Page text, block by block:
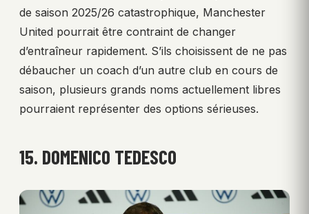
de saison 2025/26 catastrophique, Manchester
United pourrait être contraint de changer
d’entraîneur rapidement. S’ils choisissent de ne pas
débaucher un coach d’un autre club en cours de
saison, plusieurs grands noms actuellement libres
pourraient représenter des options sérieuses.
15. DOMENICO TEDESCO